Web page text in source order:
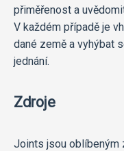
přiměřenost a
V každém případě je
dané země a vyhýbat
jednání.
Zdroje
Joints jsou oblíbeným